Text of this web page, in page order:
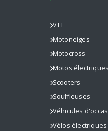
VTT
Motoneiges
Motocross
Motos électriques
Scooters
Souffleuses
Véhicules
Vélos électriques